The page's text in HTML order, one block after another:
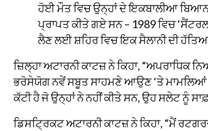
ਹੋਈ ਮੌਤ ਵਿਚ ਉਨ੍ਹਾਂ ਦੇ ਇਕਬਾਲੀਆ
ਪ੍ਰਾਪਤ ਕੀਤੇ ਗਏ ਸਨ – 1989 ਵਿਚ
ਲੈਣ ਲਈ ਸ਼ਹਿਰ ਵਿਚ ਇਕ ਸੈਲਾਨੀ ਦੀ
ਜ਼ਿਲ੍ਹਾ ਅਟਾਰਨੀ ਕਾਟਜ਼ ਨੇ ਕਿਹਾ, “ਅਪਰਾਧਿਕ
ਭਰੋਸੇਯੋਗ ਨਵੇਂ ਸਬੂਤ ਸਾਹਮਣੇ ਆਉਣ ‘ਤੇ ਮਾਮਲਿਆਂ
ਕੱਟੀ ਹੈ ਜੋ ਉਨ੍ਹਾਂ ਨੇ ਨਹੀਂ ਕੀਤੇ ਸਨ, ਉਹ ਸਲੇਟ ਨੂੰ
ਡਿਸਟ੍ਰਿਕਟ ਅਟਾਰਨੀ ਕਾਟਜ਼ ਨੇ ਕਿਹਾ, “ਮੈਂ